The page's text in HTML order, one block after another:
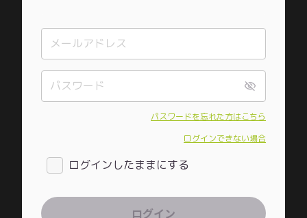
パスワードを忘れた方はこちら
ログインできない場合
ログインしたままにする